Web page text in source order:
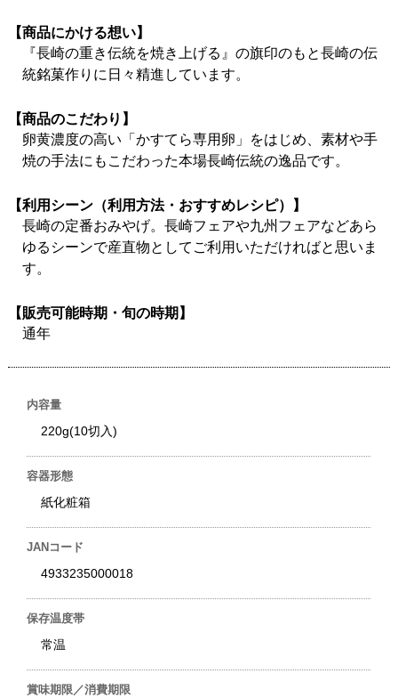
【商品にかける想い】
『長崎の重き伝統を焼き上げる』の旗印のもと長崎の伝
統銘菓作りに日々精進しています。
【商品のこだわり】
卵黄濃度の高い「かすてら専用卵」をはじめ、素材や手
焼の手法にもこだわった本場長崎伝統の逸品です。
【利用シーン（利用方法・おすすめレシピ）】
長崎の定番おみやげ。長崎フェアや九州フェアなどあら
ゆるシーンで産直物としてご利用いただければと思いま
す。
【販売可能時期・旬の時期】
通年
内容量
220g(10切入)
容器形態
紙化粧箱
JANコード
4933235000018
保存温度帯
常温
賞味期限／消費期限